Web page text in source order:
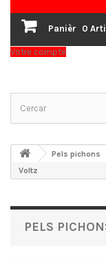
Panièr 0
Votre compte
Pels pichons
Voltz
PELS